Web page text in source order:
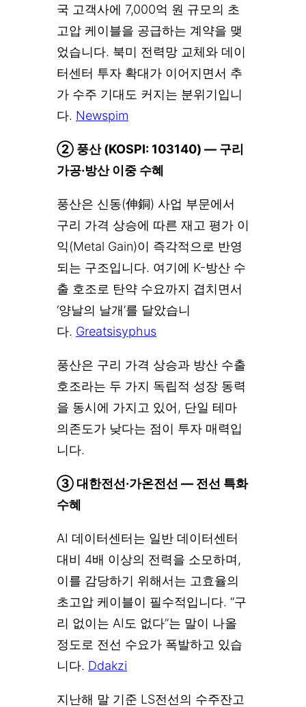
국 고객사에 7,000억 원 규모의 초
고압 케이블을 공급하는 계약을 맺
었습니다. 북미 전력망 교체와 데이
터센터 투자 확대가 이어지면서 추
가 수주 기대도 커지는 분위기입니
다. Newspim
② 풍산 (KOSPI: 103140) — 구리
가공·방산 이중 수혜
풍산은 신동(伸銅) 사업 부문에서
구리 가격 상승에 따른 재고 평가 이
익(Metal Gain)이 즉각적으로 반영
되는 구조입니다. 여기에 K-방산 수
출 호조로 탄약 수요까지 겹치면서
‘양날의 날개’를 달았습니
다. Greatsisyphus
풍산은 구리 가격 상승과 방산 수출
호조라는 두 가지 독립적 성장 동력
을 동시에 가지고 있어, 단일 테마
의존도가 낮다는 점이 투자 매력입
니다.
③ 대한전선·가온전선 — 전선 특화
수혜
AI 데이터센터는 일반 데이터센터
대비 4배 이상의 전력을 소모하며,
이를 감당하기 위해서는 고효율의
초고압 케이블이 필수적입니다. “구
리 없이는 AI도 없다”는 말이 나올
정도로 전선 수요가 폭발하고 있습
니다. Ddakzi
지난해 말 기준 LS전선의 수주잔고